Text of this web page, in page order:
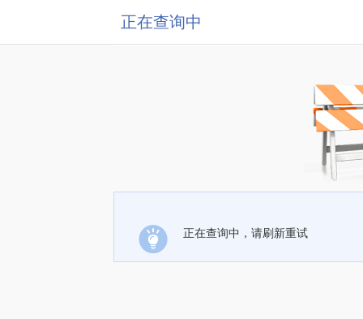
正在查询中
正在查询中，请刷新重试